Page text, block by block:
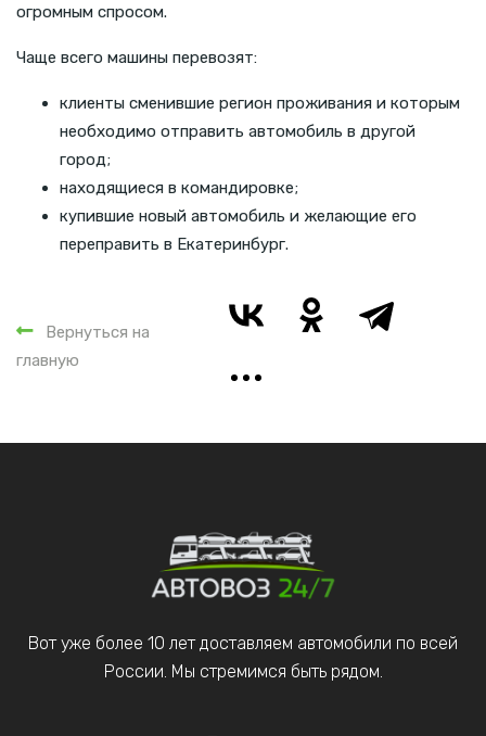
огромным спросом.
Чаще всего машины перевозят:
клиенты сменившие регион проживания и которым
необходимо отправить автомобиль в другой
город;
находящиеся в командировке;
купившие новый автомобиль и желающие его
переправить в Екатеринбург.
Вернуться на
главную
Вот уже более 10 лет доставляем автомобили по всей
России. Мы стремимся быть рядом.